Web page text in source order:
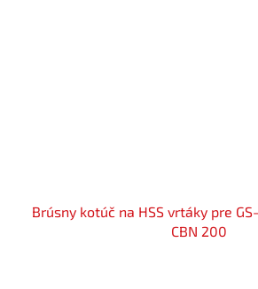
Brúsny kotúč na HSS vrtáky pre
CBN 200